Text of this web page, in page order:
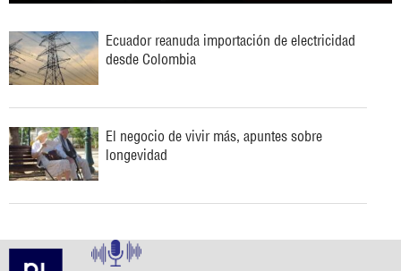
Ecuador reanuda importación de electricidad
desde Colombia
El negocio de vivir más, apuntes sobre
longevidad